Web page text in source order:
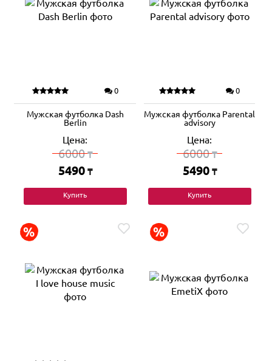
0
Мужская футболка Dash
Berlin
Цена:
6000₸
5490 ₸
Купить
0
Мужская футболка Parental
advisory
Цена:
6000₸
5490 ₸
Купить